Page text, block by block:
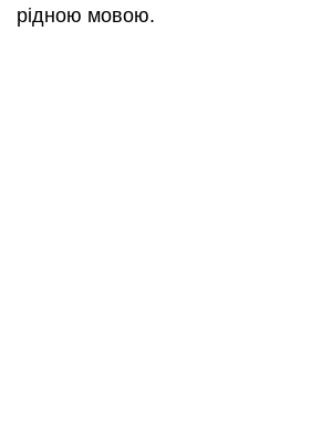
рідною мовою.